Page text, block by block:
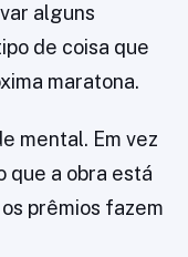
alguns
de coisa que
maratona.
mental. Em vez
que a obra está
prêmios fazem